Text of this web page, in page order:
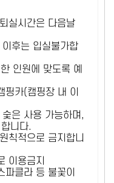
실시간은 다음날
후는 입실불가합
인원에 맞도록 예
카(캠핑장 내 이
은 사용 가능하며,
니다.
칙적으로 금지합니
이용금지
클라 등 불꽃이